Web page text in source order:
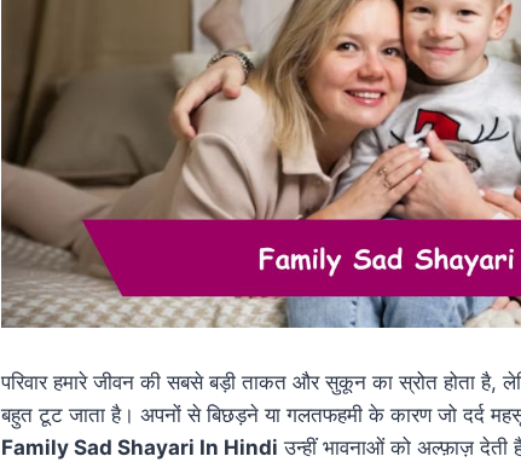
परिवार हमारे जीवन की सबसे बड़ी ताकत और सुकून का स्रोत होता है,
बहुत टूट जाता है। अपनों से बिछड़ने या गलतफहमी के कारण जो दर्द
Family Sad Shayari In Hindi उन्हीं भावनाओं को अल्फ़ाज़